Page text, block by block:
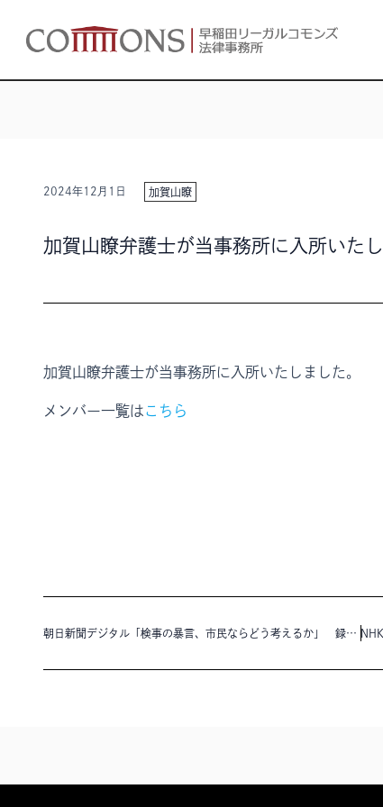
2024年12月1日 加賀山瞭
加賀山瞭弁護士が当事務所に入所いたし
加賀山瞭弁護士が当事務所に入所いたしました。
メンバー一覧はこちら
朝日新聞デジタル「検事の暴言、市民ならどう考えるか」 録画導入を訴えた学者の期待に、後藤昭顧問の回答が掲載されました。